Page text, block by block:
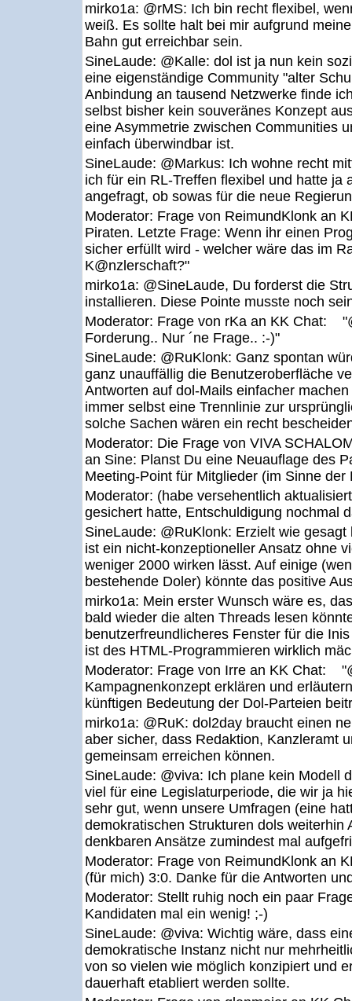
mirko1a: @rMS: Ich bin recht flexibel,
weiß. Es sollte halt bei mir aufgrund
Bahn gut erreichbar sein.
SineLaude: @Kalle: dol ist ja nun kein
eine eigenständige Community "alter
Anbindung an tausend Netzwerke finde
selbst bisher kein souveränes Konzept
eine Asymmetrie zwischen Communities
einfach überwindbar ist.
SineLaude: @Markus: Ich wohne recht
ich für ein RL-Treffen flexibel und hatte ja
angefragt, ob sowas für die neue
Moderator: Frage von ReimundKlonk an
Piraten. Letzte Frage: Wenn ihr einen
sicher erfüllt wird - welcher wäre das im
K@nzlerschaft?"
mirko1a: @SineLaude, Du forderst die
installieren. Diese Pointe musste noch
Moderator: Frage von rKa an KK Chat:
Forderung.. Nur ´ne Frage.. :-)"
SineLaude: @RuKlonk: Ganz spontan
ganz unauffällig die Benutzeroberfläche
Antworten auf dol-Mails einfacher
immer selbst eine Trennlinie zur
solche Sachen wären ein recht
Moderator: Die Frage von VIVA
an Sine: Planst Du eine Neuauflage des
Meeting-Point für Mitglieder (im Sinne der
Moderator: (habe versehentlich
gesichert hatte, Entschuldigung nochmal
SineLaude: @RuKlonk: Erzielt wie
ist ein nicht-konzeptioneller Ansatz ohne
weniger 2000 wirken lässt. Auf einige
bestehende Doler) könnte das positive
mirko1a: Mein erster Wunsch wäre es,
bald wieder die alten Threads lesen
benutzerfreundlicheres Fenster für die
ist des HTML-Programmieren wirklich
Moderator: Frage von Irre an KK Chat:
Kampagnenkonzept erklären und
künftigen Bedeutung der Dol-Parteien
mirko1a: @RuK: dol2day braucht einen
aber sicher, dass Redaktion, Kanzleramt
gemeinsam erreichen können.
SineLaude: @viva: Ich plane kein Modell
viel für eine Legislaturperiode, die wir ja
sehr gut, wenn unsere Umfragen (eine
demokratischen Strukturen dols weiterhin
denkbaren Ansätze zumindest mal
Moderator: Frage von ReimundKlonk an
(für mich) 3:0. Danke für die Antworten
Moderator: Stellt ruhig noch ein paar
Kandidaten mal ein wenig! ;-)
SineLaude: @viva: Wichtig wäre, dass
demokratische Instanz nicht nur
von so vielen wie möglich konzipiert und
dauerhaft etabliert werden sollte.